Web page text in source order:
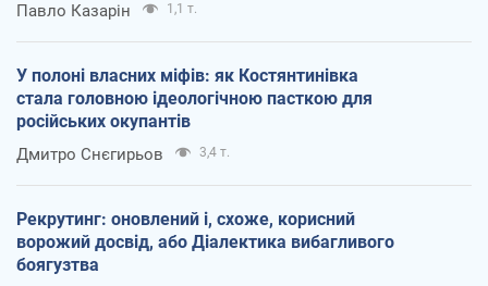
Павло Казарін 1,1 т.
У полоні власних міфів: як Костянтинівка
стала головною ідеологічною пасткою для
російських окупантів
Дмитро Снєгирьов 3,4 т.
Рекрутинг: оновлений і, схоже, корисний
ворожий досвід, або Діалектика вибагливого
боягузтва